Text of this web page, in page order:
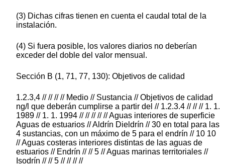
(3) Dichas cifras tienen en cuenta el caudal total de la
instalación.
(4) Si fuera posible, los valores diarios no deberían
exceder del doble del valor mensual.
Sección B (1, 71, 77, 130): Objetivos de calidad
1.2.3,4 // // // // Medio // Sustancia // Objetivos de calidad
ng/l que deberán cumplirse a partir del // 1.2.3.4 // // // 1. 1.
1989 // 1. 1. 1994 // // // // // Aguas interiores de superficie
Aguas de estuarios // Aldrín Dieldrín // 30 en total para las
4 sustancias, con un máximo de 5 para el endrín // 10 10
// Aguas costeras interiores distintas de las aguas de
estuarios // Endrín // // 5 // Aguas marinas territoriales //
Isodrín // // 5 // // // //